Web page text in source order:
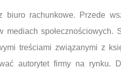
rachunkowe. Przede
mediach społecznościowych.
treściami związanymi z
autorytet firmy na rynku.